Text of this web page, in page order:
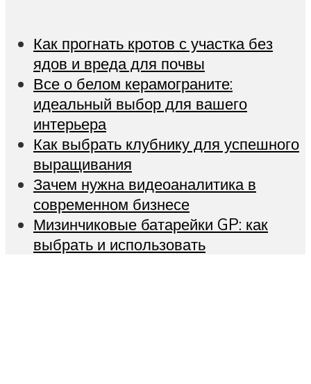
Как прогнать кротов с участка без
ядов и вреда для почвы
Все о белом керамограните:
идеальный выбор для вашего
интерьера
Как выбрать клубнику для успешного
выращивания
Зачем нужна видеоаналитика в
современном бизнесе
Мизинчиковые батарейки GP: как
выбрать и использовать